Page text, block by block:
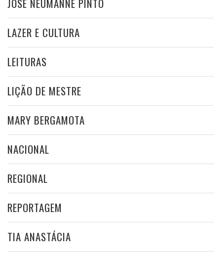
JOSÉ NÊUMANNE PINTO
LAZER E CULTURA
LEITURAS
LIÇÃO DE MESTRE
MARY BERGAMOTA
NACIONAL
REGIONAL
REPORTAGEM
TIA ANASTÁCIA